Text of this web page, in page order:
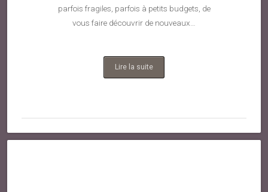
parfois fragiles, parfois à petits budgets, de
vous faire découvrir de nouveaux…
Lire la suite